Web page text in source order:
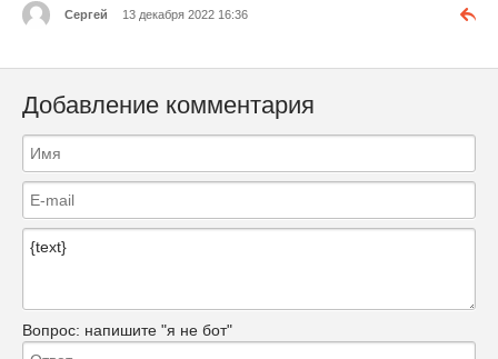
Сергей 13 декабря 2022 16:36
Добавление комментария
Вопрос: напишите "я не бот"